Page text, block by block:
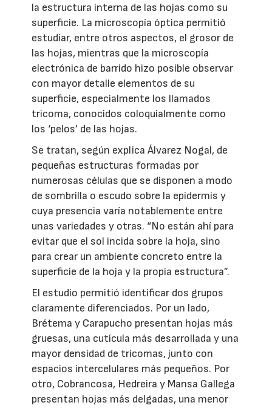
la estructura interna de las hojas como su
superficie. La microscopía óptica permitió
estudiar, entre otros aspectos, el grosor de
las hojas, mientras que la microscopía
electrónica de barrido hizo posible observar
con mayor detalle elementos de su
superficie, especialmente los llamados
tricoma, conocidos coloquialmente como
los ‘pelos’ de las hojas.
Se tratan, según explica Álvarez Nogal, de
pequeñas estructuras formadas por
numerosas células que se disponen a modo
de sombrilla o escudo sobre la epidermis y
cuya presencia varía notablemente entre
unas variedades y otras. “No están ahí para
evitar que el sol incida sobre la hoja, sino
para crear un ambiente concreto entre la
superficie de la hoja y la propia estructura”.
El estudio permitió identificar dos grupos
claramente diferenciados. Por un lado,
Brétema y Carapucho presentan hojas más
gruesas, una cutícula más desarrollada y una
mayor densidad de tricomas, junto con
espacios intercelulares más pequeños. Por
otro, Cobrancosa, Hedreira y Mansa Gallega
presentan hojas más delgadas, una menor